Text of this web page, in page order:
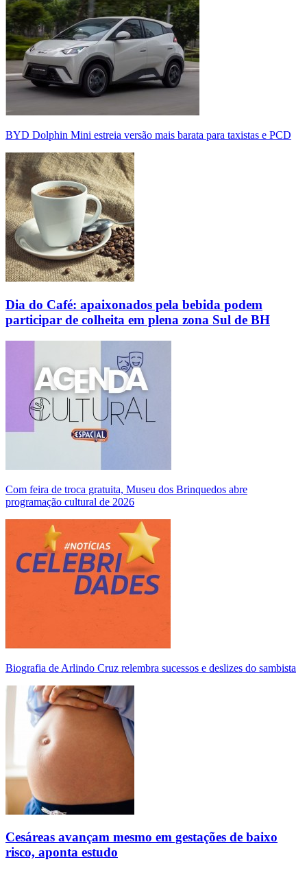
BYD Dolphin Mini estreia versão mais barata para taxistas e PCD
Dia do Café: apaixonados pela bebida podem
participar de colheita em plena zona Sul de BH
Com feira de troca gratuita, Museu dos Brinquedos abre
programação cultural de 2026
Biografia de Arlindo Cruz relembra sucessos e deslizes do sambista
Cesáreas avançam mesmo em gestações de baixo
risco, aponta estudo